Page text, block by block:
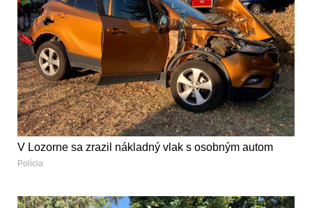
V Lozorne sa zrazil nákladný vlak s osobným autom
Polícia